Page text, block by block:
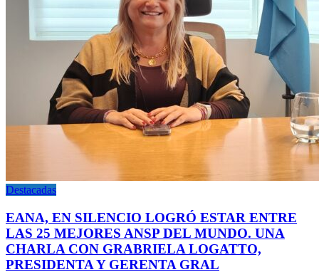
Destacadas
EANA, EN SILENCIO LOGRÓ ESTAR ENTRE
LAS 25 MEJORES ANSP DEL MUNDO. UNA
CHARLA CON GRABRIELA LOGATTO,
PRESIDENTA Y GERENTA GRAL